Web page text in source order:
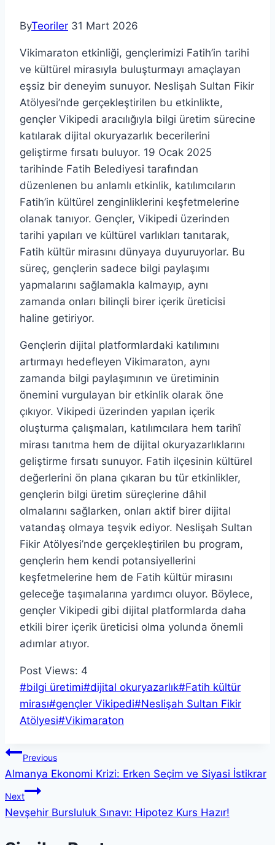
ByTeoriler 31 Mart 2026
Vikimaraton etkinliği, gençlerimizi Fatih’in tarihi
ve kültürel mirasıyla buluşturmayı amaçlayan
eşsiz bir deneyim sunuyor. Neslişah Sultan Fikir
Atölyesi’nde gerçekleştirilen bu etkinlikte,
gençler Vikipedi aracılığıyla bilgi üretim sürecine
katılarak dijital okuryazarlık becerilerini
geliştirme fırsatı buluyor. 19 Ocak 2025
tarihinde Fatih Belediyesi tarafından
düzenlenen bu anlamlı etkinlik, katılımcıların
Fatih’in kültürel zenginliklerini keşfetmelerine
olanak tanıyor. Gençler, Vikipedi üzerinden
tarihi yapıları ve kültürel varlıkları tanıtarak,
Fatih kültür mirasını dünyaya duyuruyorlar. Bu
süreç, gençlerin sadece bilgi paylaşımı
yapmalarını sağlamakla kalmayıp, aynı
zamanda onları bilinçli birer içerik üreticisi
haline getiriyor.
Gençlerin dijital platformlardaki katılımını
artırmayı hedefleyen Vikimaraton, aynı
zamanda bilgi paylaşımının ve üretiminin
önemini vurgulayan bir etkinlik olarak öne
çıkıyor. Vikipedi üzerinden yapılan içerik
oluşturma çalışmaları, katılımcılara hem tarihî
mirası tanıtma hem de dijital okuryazarlıklarını
geliştirme fırsatı sunuyor. Fatih ilçesinin kültürel
değerlerini ön plana çıkaran bu tür etkinlikler,
gençlerin bilgi üretim süreçlerine dâhil
olmalarını sağlarken, onları aktif birer dijital
vatandaş olmaya teşvik ediyor. Neslişah Sultan
Fikir Atölyesi’nde gerçekleştirilen bu program,
gençlerin hem kendi potansiyellerini
keşfetmelerine hem de Fatih kültür mirasını
geleceğe taşımalarına yardımcı oluyor. Böylece,
gençler Vikipedi gibi dijital platformlarda daha
etkili birer içerik üreticisi olma yolunda önemli
adımlar atıyor.
Post Views: 4
Post
Tags:
#bilgi üretimi#dijital okuryazarlık#Fatih kültür
mirası#gençler Vikipedi#Neslişah Sultan Fikir
Atölyesi#Vikimaraton
Yazı
gezinmesi
Previous
Almanya Ekonomi Krizi: Erken Seçim ve Siyasi İstikrar
Next
Nevşehir Bursluluk Sınavı: Hipotez Kurs Hazır!